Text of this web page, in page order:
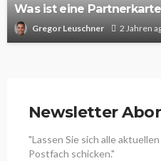
Was ist eine
Gregor Leuschner 2 Jahren
Newsletter
"Lassen Sie sich alle
Postfach schicken."